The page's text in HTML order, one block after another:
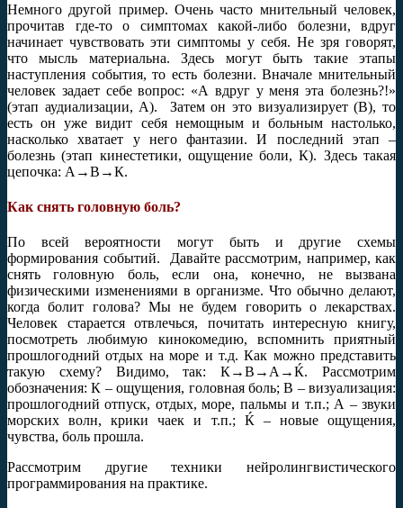
Немного другой пример. Очень часто мнительный человек,
прочитав где-то о симптомах какой-либо болезни, вдруг
начинает чувствовать эти симптомы у себя. Не зря говорят,
что мысль материальна. Здесь могут быть такие этапы
наступления события, то есть болезни. Вначале мнительный
человек задает себе вопрос: «А вдруг у меня эта болезнь?!»
(этап аудиализации, А). Затем он это визуализирует (В), то
есть он уже видит себя немощным и больным настолько,
насколько хватает у него фантазии. И последний этап –
болезнь (этап кинестетики, ощущение боли, К). Здесь такая
цепочка: А→В→К.
Как снять головную боль?
По всей вероятности могут быть и другие схемы
формирования событий. Давайте рассмотрим, например, как
снять головную боль, если она, конечно, не вызвана
физическими изменениями в организме. Что обычно делают,
когда болит голова? Мы не будем говорить о лекарствах.
Человек старается отвлечься, почитать интересную книгу,
посмотреть любимую кинокомедию, вспомнить приятный
прошлогодний отдых на море и т.д. Как можно представить
такую схему? Видимо, так: К→В→А→Ќ. Рассмотрим
обозначения: К – ощущения, головная боль; В – визуализация:
прошлогодний отпуск, отдых, море, пальмы и т.п.; А – звуки
морских волн, крики чаек и т.п.; Ќ – новые ощущения,
чувства, боль прошла.
Рассмотрим другие техники нейролингвистического
программирования на практике.